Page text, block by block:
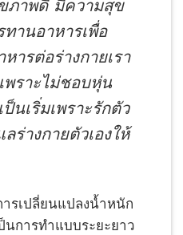
ภาพดี มีความสุข
ทานอาหารเพื่อ
ารต่อร่างกายเรา
พราะไม่ชอบหุ่น
นเริ่มเพราะรักตัว
ร่างกายตัวเองให้
รเปลี่ยนแปลงน้ำหนัก
นการทำแบบระยะยาว